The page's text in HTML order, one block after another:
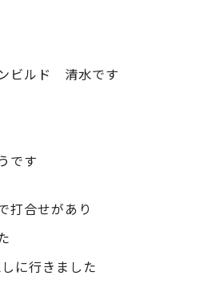
ビルド 清水です
です
打合せがあり
に行きました